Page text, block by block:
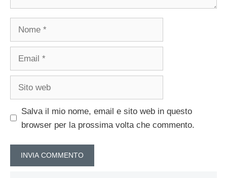
Salva il mio nome, email e sito web in questo
browser per la prossima volta che commento.